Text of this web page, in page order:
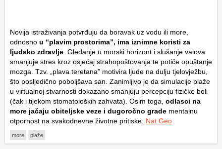
Novija istraživanja potvrđuju da boravak uz vodu ili more,
odnosno u “plavim prostorima”, ima iznimne koristi za
ljudsko zdravlje . Gledanje u morski horizont i slušanje valova
smanjuje stres kroz osjećaj strahopoštovanja te potiče opuštanje
mozga. Tzv. „plava teretana” motivira ljude na dulju tjelovježbu,
što posljedično poboljšava san. Zanimljivo je da simulacije plaže
u virtualnoj stvarnosti dokazano smanjuju percepciju fizičke boli
(čak i tijekom stomatoloških zahvata). Osim toga, odlasci na
more jačaju obiteljske veze i dugoročno grade mentalnu
otpornost na svakodnevne životne pritiske. Nat Geo
more plaže